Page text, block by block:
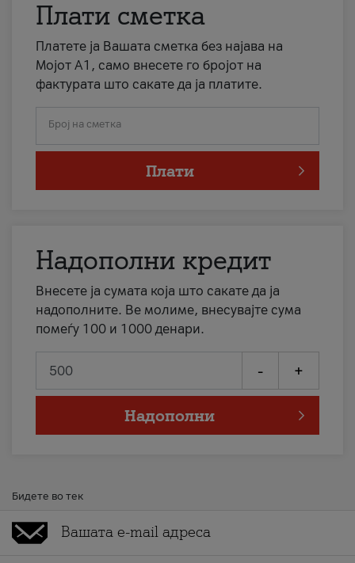
Плати сметка
Платете ја Вашата сметка без најава на
Мојот А1, само внесете го бројот на
фактурата што сакате да ја платите.
Број на сметка
Плати
Надополни кредит
Внесете ја сумата која што сакате да ја
надополните. Ве молиме, внесувајте сума
помеѓу 100 и 1000 денари.
- +
Надополни
Бидете во тек